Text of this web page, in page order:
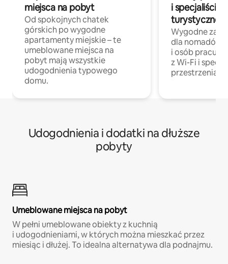
miejsca na pobyt
Od spokojnych chatek
górskich po wygodne
apartamenty miejskie – te
umeblowane miejsca na
pobyt mają wszystkie
udogodnienia typowego
domu.
i specjaliści z
turystycznej
Wygodne
dla nomadów
i osób
z Wi-Fi i
przestrzenią
Udogodnienia i dodatki na dłuższe
pobyty
Umeblowane miejsca na pobyt
W pełni umeblowane obiekty z kuchnią
i udogodnieniami, w których można mieszkać przez
miesiąc i dłużej. To idealna alternatywa dla podnajmu.